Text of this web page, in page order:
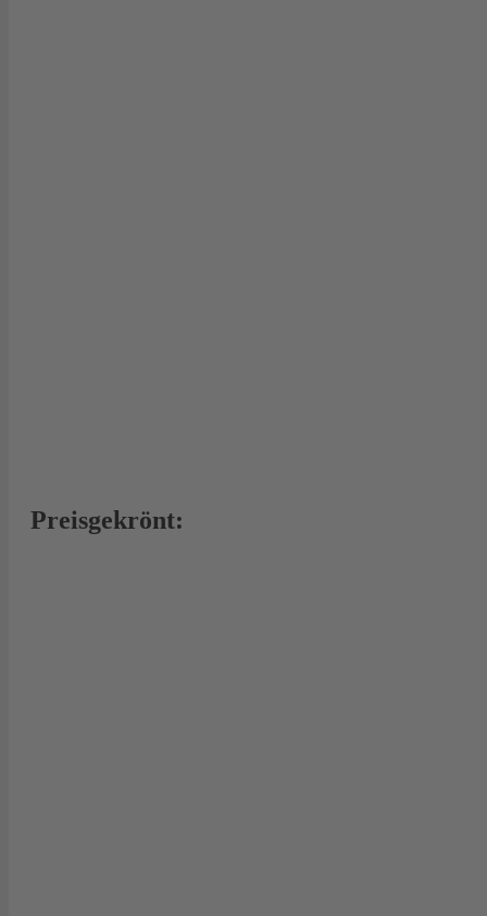
Preisgekrönt: